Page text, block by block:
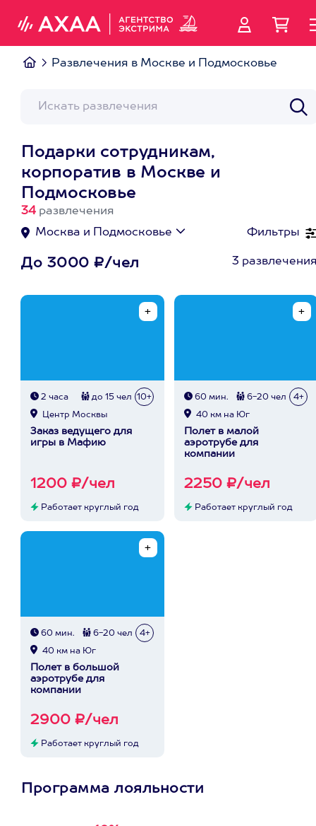
Развлечения в Москве и Подмосковье
Подарки сотрудникам,
корпоратив в Москве и
Подмосковье
34 развлечения
Фильтры
Москва и Подмосковье
До 3000 ₽/чел 3
2 часа до 15 чел 10+
Центр Москвы
Заказ ведущего для
игры в Мафию
1200 ₽/чел
Работает круглый год
60 мин. 6-20 чел 4+
40 км на Юг
Полет в малой
аэротрубе для
компании
2250 ₽/чел
Работает круглый год
60 мин. 6-20 чел 4+
40 км на Юг
Полет в большой
аэротрубе для
компании
2900 ₽/чел
Работает круглый год
Программа лояльности